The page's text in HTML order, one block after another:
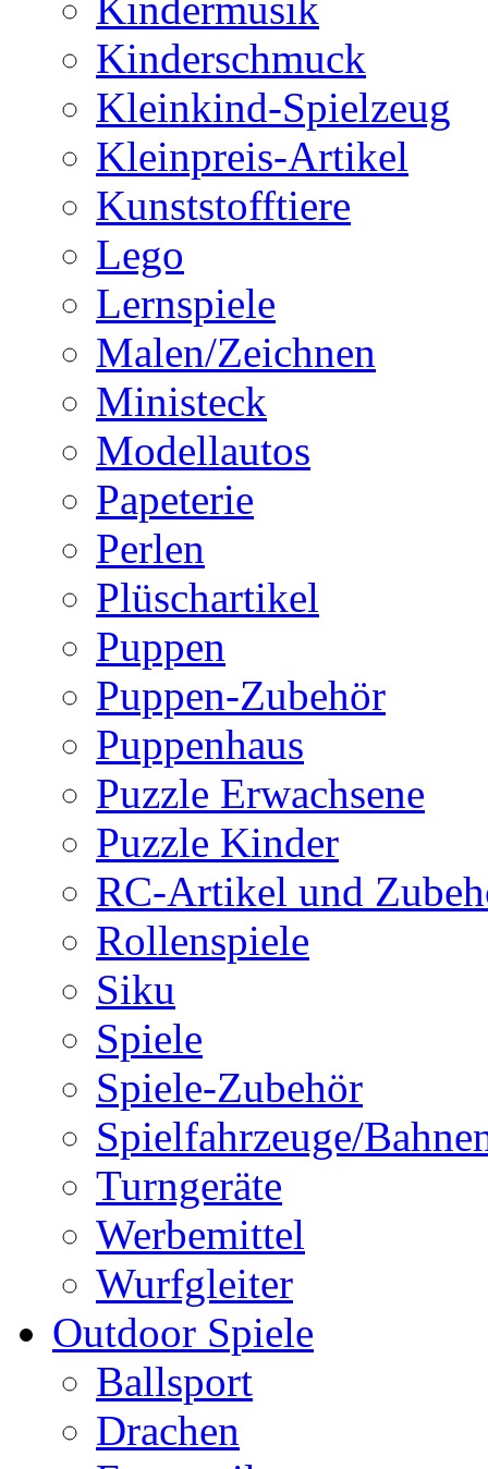
Kinderschmuck
Kleinkind-Spielzeug
Kleinpreis-Artikel
Kunststofftiere
Lego
Lernspiele
Malen/Zeichnen
Ministeck
Modellautos
Papeterie
Perlen
Plüschartikel
Puppen
Puppen-Zubehör
Puppenhaus
Puzzle Erwachsene
Puzzle Kinder
RC-Artikel und
Rollenspiele
Siku
Spiele
Spiele-Zubehör
Spielfahrzeuge/
Turngeräte
Werbemittel
Wurfgleiter
Outdoor Spiele
Ballsport
Drachen